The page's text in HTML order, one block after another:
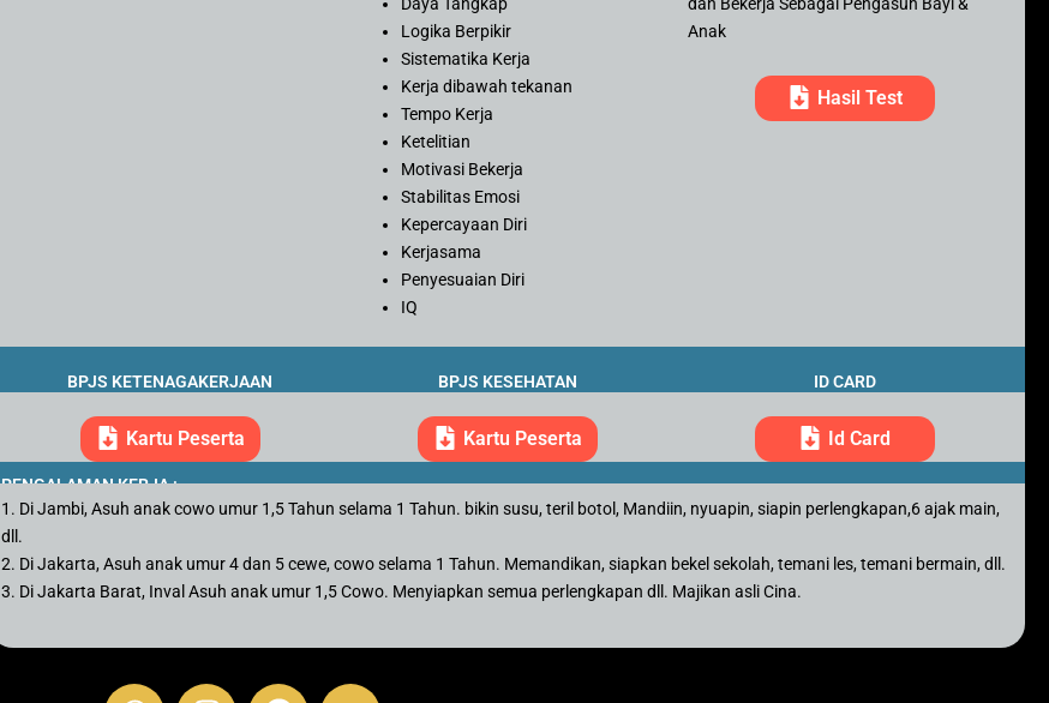
Logika Berpikir
Sistematika Kerja
Kerja dibawah tekanan
Tempo Kerja
Ketelitian
Motivasi Bekerja
Stabilitas Emosi
Kepercayaan Diri
Kerjasama
Penyesuaian Diri
IQ
Anak
Hasil Test
BPJS KETENAGAKERJAAN BPJS KESEHATAN ID CARD
Kartu Peserta Kartu Peserta Id Card
PENGALAMAN KERJA :
1. Di Jambi, Asuh anak cowo umur 1,5 Tahun selama 1 Tahun. bikin susu, teril botol, Mandiin, nyuapin, siapin perlengkapan,6 ajak main,
dll.
2. Di Jakarta, Asuh anak umur 4 dan 5 cewe, cowo selama 1 Tahun. Memandikan, siapkan bekel sekolah, temani les, temani bermain, dll.
3. Di Jakarta Barat, Inval Asuh anak umur 1,5 Cowo. Menyiapkan semua perlengkapan dll. Majikan asli Cina.